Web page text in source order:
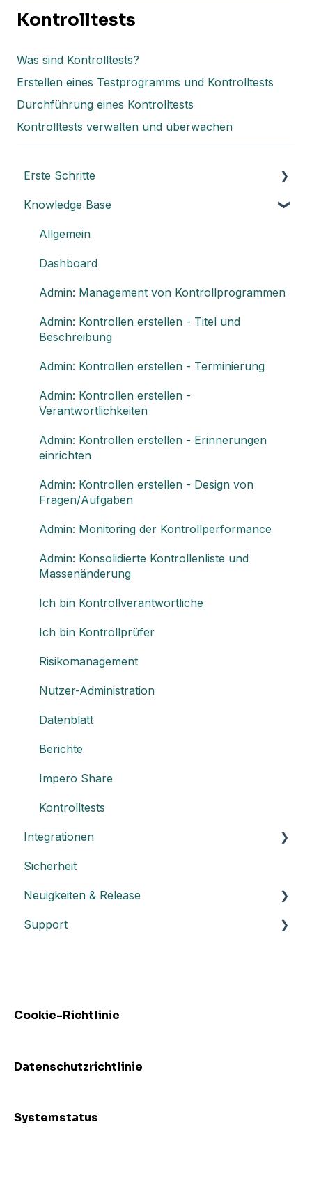
Kontrolltests
Was sind Kontrolltests?
Erstellen eines Testprogramms und Kontrolltests
Durchführung eines Kontrolltests
Kontrolltests verwalten und überwachen
Erste Schritte
Die Grundlagen von Impero verstehen
Kernelemente von Impero
Impero Einrichtungsleitfaden
Individuelle Anpassung Ihrer Berichte
Knowledge Base
Allgemein
Dashboard
Admin: Management von Kontrollprogrammen
Admin: Kontrollen erstellen - Titel und
Beschreibung
Admin: Kontrollen erstellen - Terminierung
Admin: Kontrollen erstellen -
Verantwortlichkeiten
Admin: Kontrollen erstellen - Erinnerungen
einrichten
Admin: Kontrollen erstellen - Design von
Fragen/Aufgaben
Admin: Monitoring der Kontrollperformance
Admin: Konsolidierte Kontrollenliste und
Massenänderung
Ich bin Kontrollverantwortliche
Ich bin Kontrollprüfer
Risikomanagement
Nutzer-Administration
Datenblatt
Berichte
Impero Share
Kontrolltests
Integrationen
Einen API-Schlüssel erstellen
Integration mit Power BI
Sicherheit
Neuigkeiten & Release
Release Notes
Support
Cookie-Richtlinie
Datenschutzrichtlinie
Systemstatus